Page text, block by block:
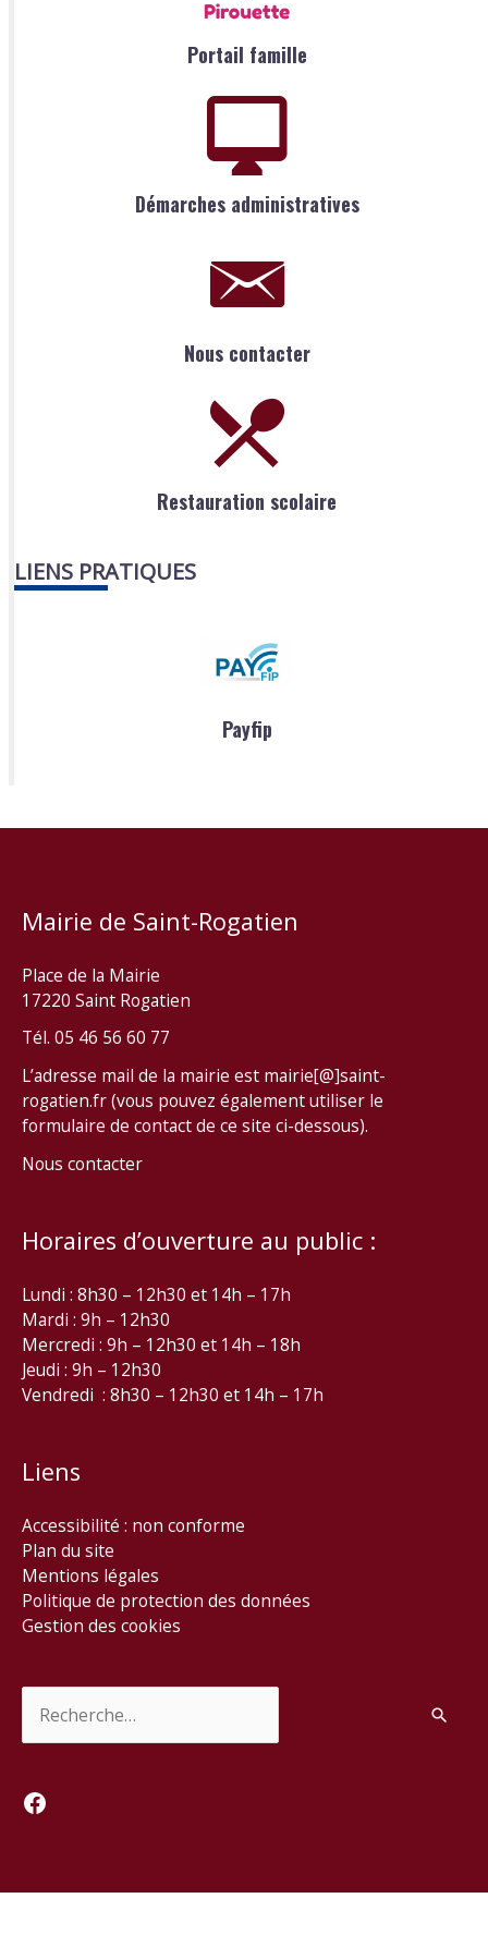
Portail famille
Démarches administratives
Nous contacter
Restauration scolaire
LIENS PRATIQUES
Payfip
Mairie de Saint-Rogatien
Place de la Mairie
17220 Saint Rogatien
Tél. 05 46 56 60 77
L’adresse mail de la mairie est mairie[@]saint-
rogatien.fr (vous pouvez également utiliser le
formulaire de contact de ce site ci-dessous).
Nous contacter
Horaires d’ouverture au public :
Lundi : 8h30 – 12h30 et 14h – 17h
Mardi : 9h – 12h30
Mercredi : 9h – 12h30 et 14h – 18h
Jeudi : 9h – 12h30
Vendredi : 8h30 – 12h30 et 14h – 17h
Liens
Accessibilité : non conforme
Plan du site
Mentions légales
Politique de protection des données
Gestion des cookies
Facebook